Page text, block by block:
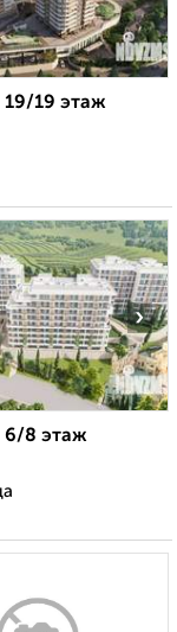
19/19 этаж
›
6/8 этаж